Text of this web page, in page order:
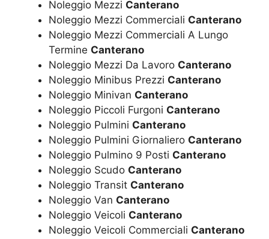
Noleggio Mezzi Canterano
Noleggio Mezzi Commerciali Canterano
Noleggio Mezzi Commerciali A Lungo
Termine Canterano
Noleggio Mezzi Da Lavoro Canterano
Noleggio Minibus Prezzi Canterano
Noleggio Minivan Canterano
Noleggio Piccoli Furgoni Canterano
Noleggio Pulmini Canterano
Noleggio Pulmini Giornaliero Canterano
Noleggio Pulmino 9 Posti Canterano
Noleggio Scudo Canterano
Noleggio Transit Canterano
Noleggio Van Canterano
Noleggio Veicoli Canterano
Noleggio Veicoli Commerciali Canterano